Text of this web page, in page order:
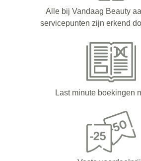
Alle bij Vandaag Beauty
servicepunten zijn erkend
Last minute boekingen